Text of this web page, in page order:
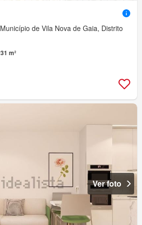
de Vila Nova de Gaia, Distrito
m²
Ver foto